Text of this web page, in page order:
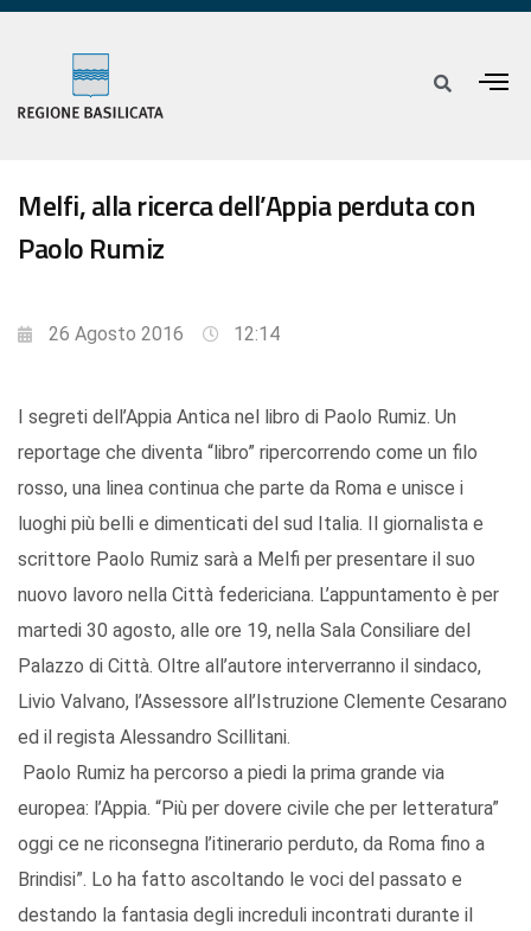
Melfi, alla ricerca dell’Appia perduta con
Paolo Rumiz
26 Agosto 2016 12:14
I segreti dell’Appia Antica nel libro di Paolo Rumiz. Un
reportage che diventa “libro” ripercorrendo come un filo
rosso, una linea continua che parte da Roma e unisce i
luoghi più belli e dimenticati del sud Italia. Il giornalista e
scrittore Paolo Rumiz sarà a Melfi per presentare il suo
nuovo lavoro nella Città federiciana. L’appuntamento è per
martedi 30 agosto, alle ore 19, nella Sala Consiliare del
Palazzo di Città. Oltre all’autore interverranno il sindaco,
Livio Valvano, l’Assessore all’Istruzione Clemente Cesarano
ed il regista Alessandro Scillitani.
Paolo Rumiz ha percorso a piedi la prima grande via
europea: l’Appia. “Più per dovere civile che per letteratura”
oggi ce ne riconsegna l’itinerario perduto, da Roma fino a
Brindisi”. Lo ha fatto ascoltando le voci del passato e
destando la fantasia degli increduli incontrati durante il